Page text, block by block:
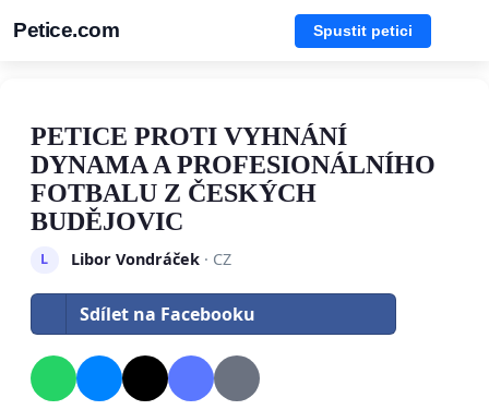
Petice.com Spustit petici
PETICE PROTI VYHNÁNÍ
DYNAMA A PROFESIONÁLNÍHO
FOTBALU Z ČESKÝCH
BUDĚJOVIC
L Libor Vondráček· CZ
Sdílet na Facebooku